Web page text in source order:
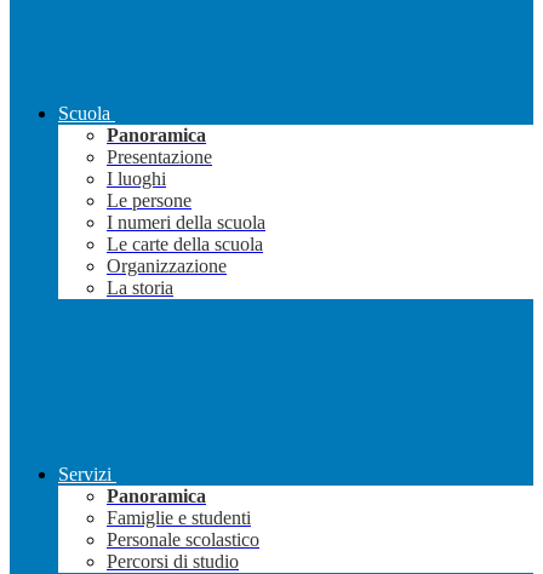
Scuola
Panoramica
Presentazione
I luoghi
Le persone
I numeri della scuola
Le carte della scuola
Organizzazione
La storia
Servizi
Panoramica
Famiglie e studenti
Personale scolastico
Percorsi di studio